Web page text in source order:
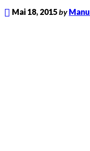
Mai 18, 2015by Manu